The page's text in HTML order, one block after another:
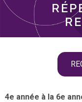
langue
4e année à la 6e